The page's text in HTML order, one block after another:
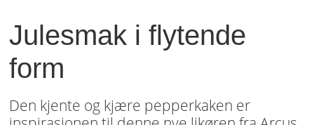
Julesmak i flytende
form
Den kjente og kjære pepperkaken er